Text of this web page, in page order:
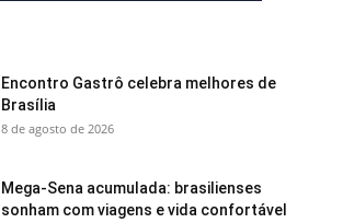
Encontro Gastrô celebra melhores de
Brasília
8 de agosto de 2026
Mega-Sena acumulada: brasilienses
sonham com viagens e vida confortável